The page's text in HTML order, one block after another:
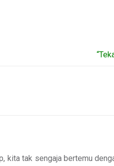
kita tak sengaja bertemu